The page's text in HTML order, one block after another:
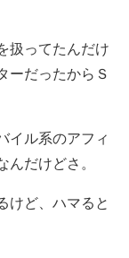
扱ってたんだけ
ーだったからＳ
イル系のアフィ
んだけどさ。
けど、ハマると